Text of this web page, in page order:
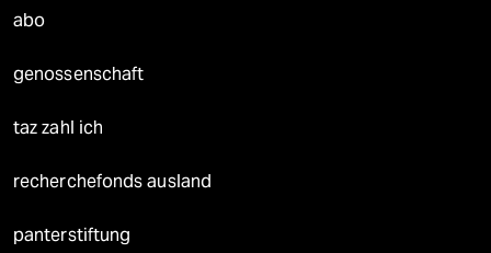
abo
genossenschaft
taz zahl ich
recherchefonds ausland
panterstiftung